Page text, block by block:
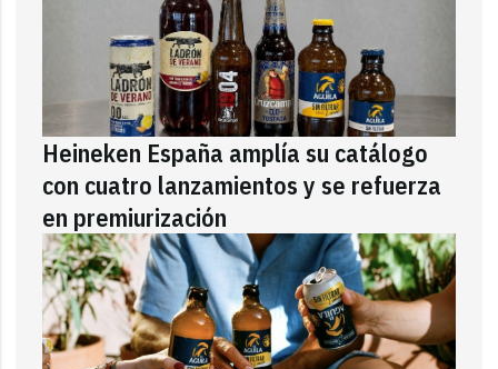
Heineken España amplía su catálogo
con cuatro lanzamientos y se refuerza
en premiurización